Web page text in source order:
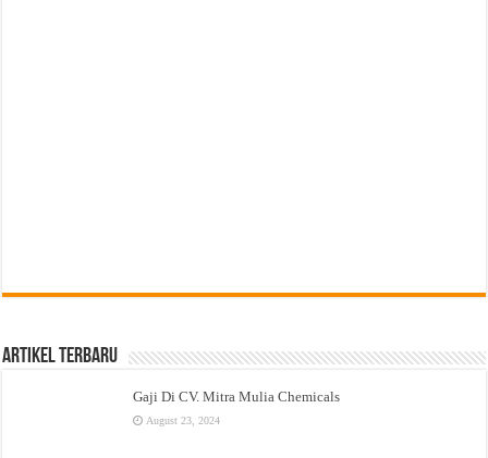
Artikel Terbaru
Gaji Di CV. Mitra Mulia Chemicals
August 23, 2024